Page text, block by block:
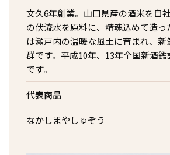
文久6年創業。山口県産の酒米を自
の伏流水を原料に、精魂込めて造っ
は瀬戸内の温暖な風土に育まれ、
群です。平成10年、13年全国新酒
です。
代表商品
なかしまやしゅぞう